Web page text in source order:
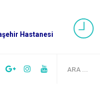
Hastanesi